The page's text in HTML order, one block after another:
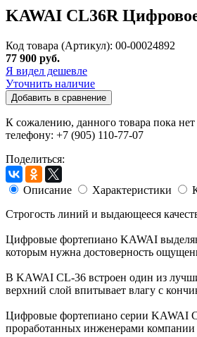
KAWAI CL36R
Код товара (Артикул): 00-00024892
77 900 руб.
Я видел дешевле
Уточнить наличие
Добавить в сравнение
К сожалению, данного товара пока
телефону: +7 (905) 110-77-07
Поделиться:
Описание Характеристики
Строгость линий и выдающееся
Цифровые фортепиано KAWAI
которым нужна достоверность
В KAWAI CL-36 встроен один из
верхний слой впитывает влагу с
Цифровые фортепиано серии KAWAI
проработанных инженерами